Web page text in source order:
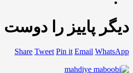
دیگر پاییز را دوست
Share Tweet Pin it Email WhatsApp